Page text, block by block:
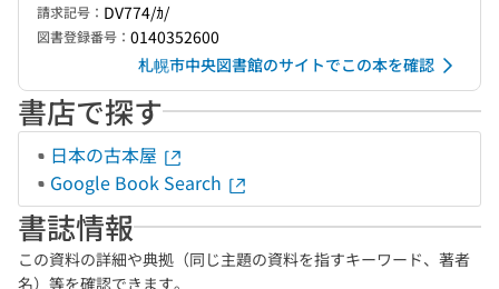
請求記号： DV774/ｶ/
図書登録番号： 0140352600
札幌市中央図書館のサイトでこの本を確認
書店で探す
日本の古本屋
Google Book Search
書誌情報
この資料の詳細や典拠（同じ主題の資料を指すキーワード、著者
名）等を確認できます。